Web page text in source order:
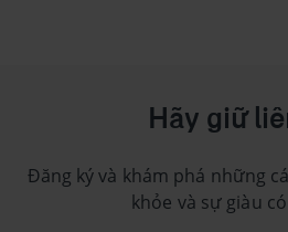
Hãy giữ
Đăng ký và khám phá những
khỏe và sự giàu